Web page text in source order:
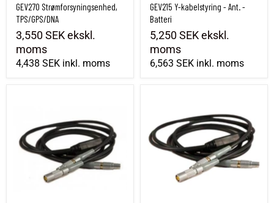
GEV270 Strømforsyningsenhed,
TPS/GPS/DNA
3,550 SEKekskl.
moms
4,438 SEK inkl. moms
GEV215 Y-kabelstyring - Ant. -
Batteri
5,250 SEKekskl.
moms
6,563 SEK inkl. moms